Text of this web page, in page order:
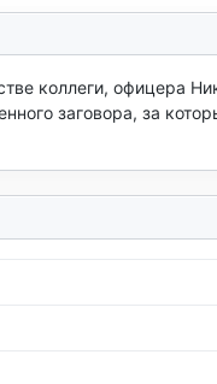
коллеги, офицера
заговора, за